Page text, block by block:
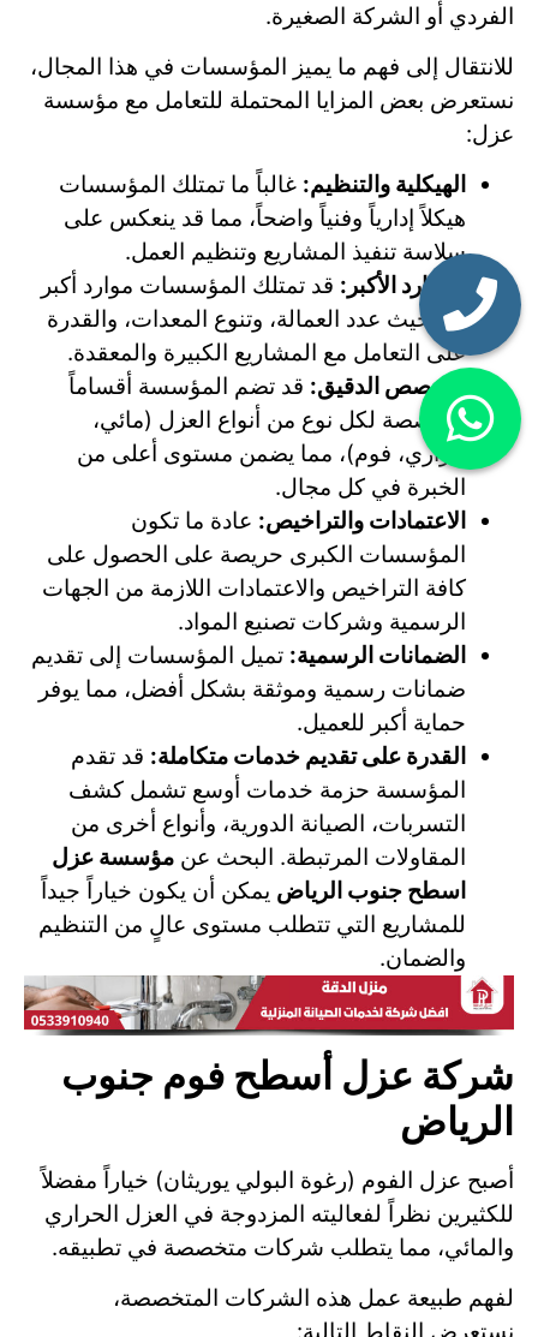
الفردي أو الشركة الصغيرة.
للانتقال إلى فهم ما يميز المؤسسات في هذا المجال،
نستعرض بعض المزايا المحتملة للتعامل مع مؤسسة
عزل:
الهيكلية والتنظيم: غالباً ما تمتلك المؤسسات
هيكلاً إدارياً وفنياً واضحاً، مما قد ينعكس على
سلاسة تنفيذ المشاريع وتنظيم العمل.
الموارد الأكبر: قد تمتلك المؤسسات موارد أكبر
من حيث عدد العمالة، وتنوع المعدات، والقدرة
على التعامل مع المشاريع الكبيرة والمعقدة.
التخصص الدقيق: قد تضم المؤسسة أقساماً
متخصصة لكل نوع من أنواع العزل (مائي،
حراري، فوم)، مما يضمن مستوى أعلى من
الخبرة في كل مجال.
الاعتمادات والتراخيص: عادة ما تكون
المؤسسات الكبرى حريصة على الحصول على
كافة التراخيص والاعتمادات اللازمة من الجهات
الرسمية وشركات تصنيع المواد.
الضمانات الرسمية: تميل المؤسسات إلى تقديم
ضمانات رسمية وموثقة بشكل أفضل، مما يوفر
حماية أكبر للعميل.
القدرة على تقديم خدمات متكاملة: قد تقدم
المؤسسة حزمة خدمات أوسع تشمل كشف
التسربات، الصيانة الدورية، وأنواع أخرى من
المقاولات المرتبطة. البحث عن مؤسسة عزل
اسطح جنوب الرياض يمكن أن يكون خياراً جيداً
للمشاريع التي تتطلب مستوى عالٍ من التنظيم
والضمان.
شركة عزل أسطح فوم جنوب
الرياض
أصبح عزل الفوم (رغوة البولي يوريثان) خياراً مفضلاً
للكثيرين نظراً لفعاليته المزدوجة في العزل الحراري
والمائي، مما يتطلب شركات متخصصة في تطبيقه.
لفهم طبيعة عمل هذه الشركات المتخصصة،